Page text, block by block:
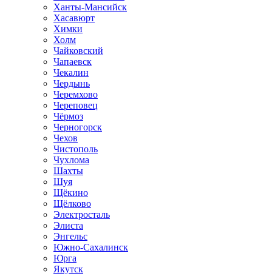
Ханты-Мансийск
Хасавюрт
Химки
Холм
Чайковский
Чапаевск
Чекалин
Чердынь
Черемхово
Череповец
Чёрмоз
Черногорск
Чехов
Чистополь
Чухлома
Шахты
Шуя
Щёкино
Щёлково
Электросталь
Элиста
Энгельс
Южно-Сахалинск
Юрга
Якутск